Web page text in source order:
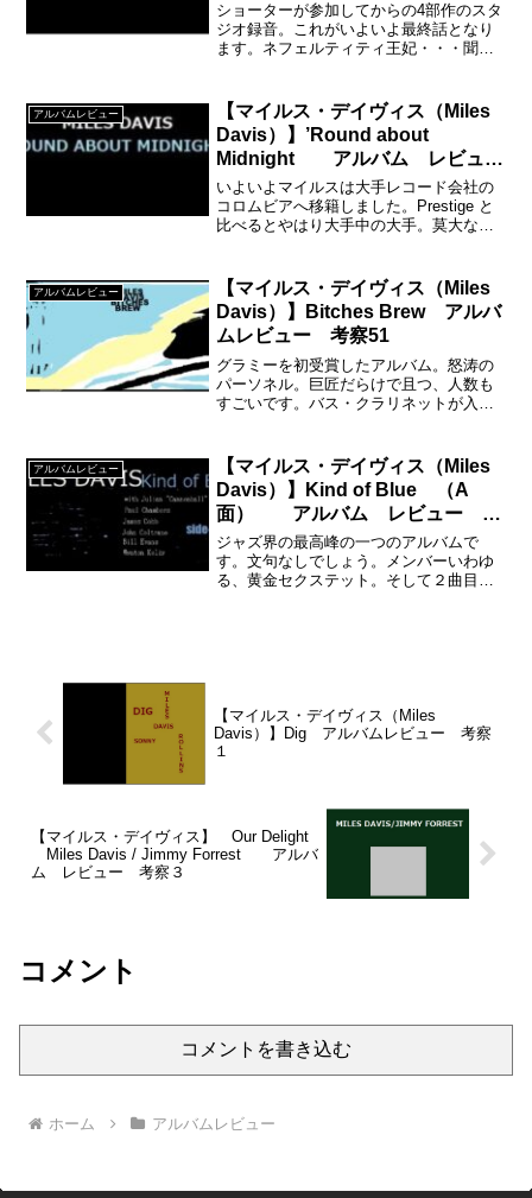
ショーターが参加してからの4部作のスタ
ジオ録音。これがいよいよ最終話となり
ます。ネフェルティティ王妃・・・聞い
がいないですよね？
アルバムレビュー
【マイルス・デイヴィス（Miles
Davis）】’Round about
Midnight アルバム レビュ
ー 考察12
いよいよマイルスは大手レコード会社の
コロムビアへ移籍しました。Prestige と
比べるとやはり大手中の大手。莫大なマ
す。
アルバムレビュー
【マイルス・デイヴィス（Miles
Davis）】Bitches Brew アルバ
ムレビュー 考察51
グラミーを初受賞したアルバム。怒涛の
パーソネル。巨匠だらけで且つ、人数も
すごいです。バス・クラリネットが入る
わ・・・
アルバムレビュー
【マイルス・デイヴィス（Miles
Davis）】Kind of Blue （A
面） アルバム レビュー 考
察27ー１
ジャズ界の最高峰の一つのアルバムで
す。文句なしでしょう。メンバーいわゆ
る、黄金セクステット。そして２曲目だ
【マイルス・デイヴィス（Miles
Davis）】Dig アルバムレビュー 考察
１
【マイルス・デイヴィス】 Our Delight
Miles Davis / Jimmy Forrest アルバ
ム レビュー 考察３
コメント
コメントを書き込む
ホーム アルバムレビュー